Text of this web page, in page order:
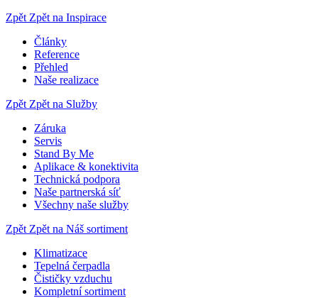
Zpět Zpět na Inspirace
Články
Reference
Přehled
Naše realizace
Zpět Zpět na Služby
Záruka
Servis
Stand By Me
Aplikace & konektivita
Technická podpora
Naše partnerská síť
Všechny naše služby
Zpět Zpět na Náš sortiment
Klimatizace
Tepelná čerpadla
Čističky vzduchu
Kompletní sortiment